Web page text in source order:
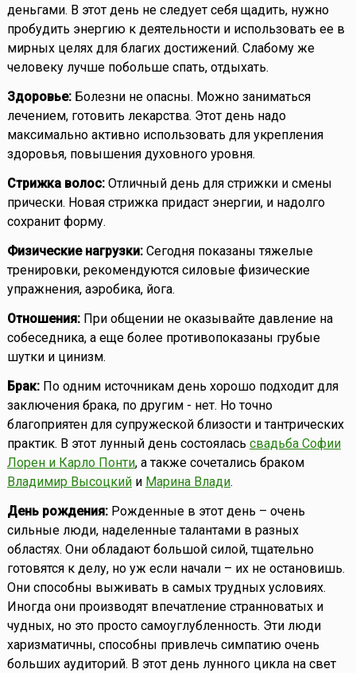
деньгами. В этот день не следует себя щадить, нужно
пробудить энергию к деятельности и использовать ее в
мирных целях для благих достижений. Слабому же
человеку лучше побольше спать, отдыхать.
Здоровье:Болезни не опасны. Можно заниматься
лечением, готовить лекарства. Этот день надо
максимально активно использовать для укрепления
здоровья, повышения духовного уровня.
Стрижка волос:Отличный день для стрижки и смены
прически. Новая стрижка придаст энергии, и надолго
сохранит форму.
Физические нагрузки:Сегодня показаны тяжелые
тренировки, рекомендуются силовые физические
упражнения, аэробика, йога.
Отношения:При общении не оказывайте давление на
собеседника, а еще более противопоказаны грубые
шутки и цинизм.
Брак:По одним источникам день хорошо подходит для
заключения брака, по другим - нет. Но точно
благоприятен для супружеской близости и тантрических
практик. В этот лунный день состоялась свадьба Софии
Лорен и Карло Понти, а также сочетались браком
Владимир Высоцкийи Марина Влади.
День рождения:Рожденные в этот день – очень
сильные люди, наделенные талантами в разных
областях. Они обладают большой силой, тщательно
готовятся к делу, но уж если начали – их не остановишь.
Они способны выживать в самых трудных условиях.
Иногда они производят впечатление странноватых и
чудных, но это просто самоуглубленность. Эти люди
харизматичны, способны привлечь симпатию очень
больших аудиторий. В этот день лунного цикла на свет